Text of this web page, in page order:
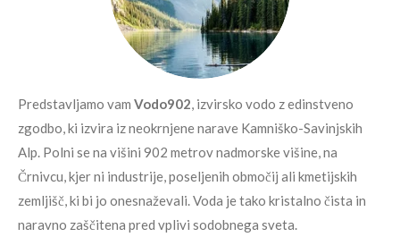
Predstavljamo vam Vodo902, izvirsko vodo z edinstveno
zgodbo, ki izvira iz neokrnjene narave Kamniško-Savinjskih
Alp. Polni se na višini 902 metrov nadmorske višine, na
Črnivcu, kjer ni industrije, poseljenih območij ali kmetijskih
zemljišč, ki bi jo onesnaževali. Voda je tako kristalno čista in
naravno zaščitena pred vplivi sodobnega sveta.